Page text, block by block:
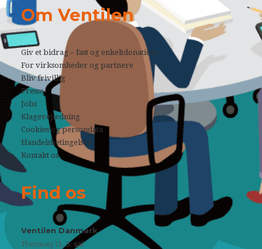
Om Ventilen
Giv et bidrag – fast og enkeltdonation
For virksomheder og partnere
Bliv frivillig
Presse
Jobs
Klagevejledning
Cookies og persondata
Handelsbetingelser
Kontakt os
Find os
Ventilen Danmark
Thoravej 13, 3. sal